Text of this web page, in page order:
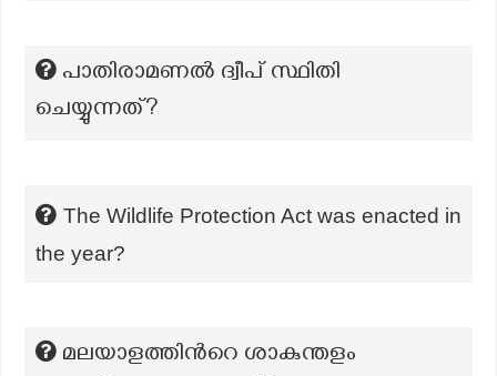
പാതിരാമണല്‍ ദ്വീപ് സ്ഥിതി
ചെയ്യുന്നത്?
The Wildlife Protection Act was enacted in
the year?
മലയാളത്തിന്‍റെ ശാകുന്തളം